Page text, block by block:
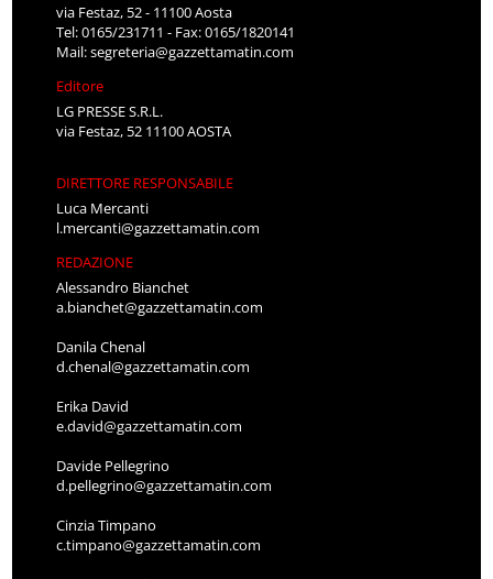
via Festaz, 52 - 11100 Aosta
Tel: 0165/231711 - Fax: 0165/1820141
Mail:segreteria@gazzettamatin.com
Editore
LG PRESSE S.R.L.
via Festaz, 52 11100 AOSTA
DIRETTORE RESPONSABILE
Luca Mercanti
l.mercanti@gazzettamatin.com
REDAZIONE
Alessandro Bianchet
a.bianchet@gazzettamatin.com
Danila Chenal
d.chenal@gazzettamatin.com
Erika David
e.david@gazzettamatin.com
Davide Pellegrino
d.pellegrino@gazzettamatin.com
Cinzia Timpano
c.timpano@gazzettamatin.com